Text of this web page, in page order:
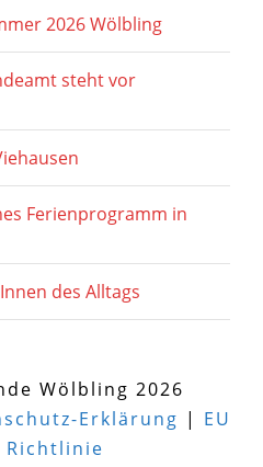
2026 Wölbling
steht vor
Ferienprogramm in
des Alltags
Wölbling 2026
Erklärung | EU
Richtlinie